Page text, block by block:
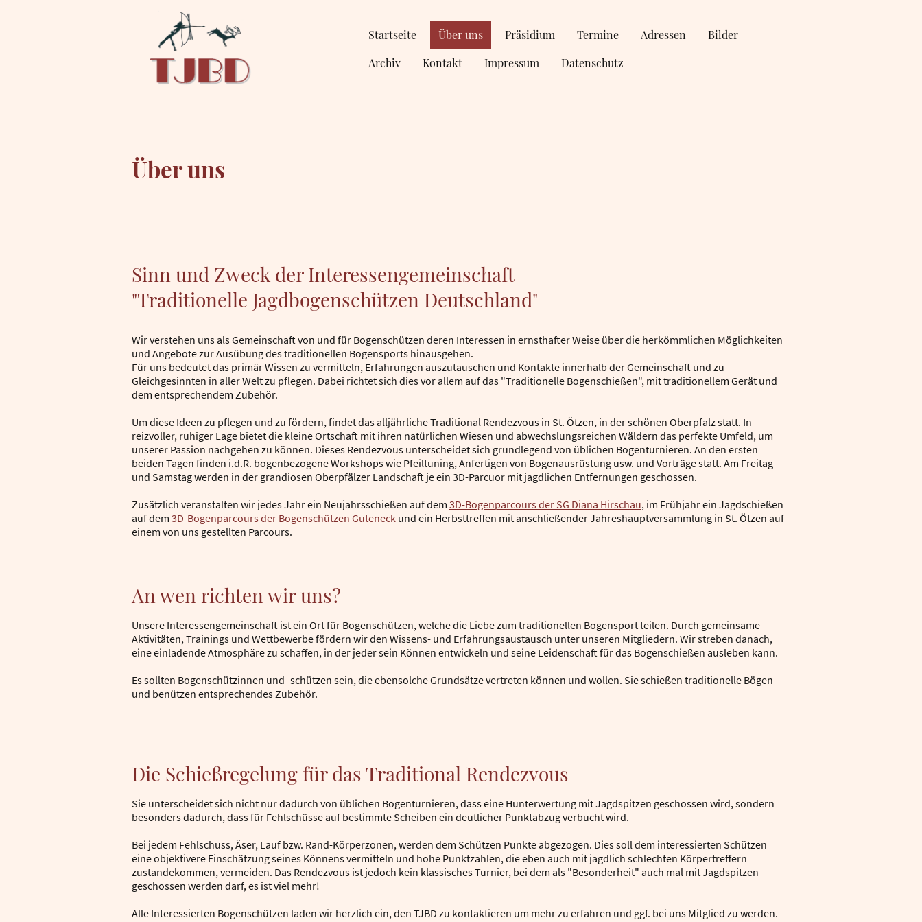
Startseite Über uns Präsidium Termine Adressen
Bilder
Archiv
Kontakt Impressum Datenschutz
Über uns
Sinn und Zweck der Interessengemeinschaft
"Traditionelle Jagdbogenschützen Deutschland"
Wir verstehen uns als Gemeinschaft von und für Bogenschützen deren Interessen in ernsthafter Weise über die herkömmlichen Möglichkeiten
und Angebote zur Ausübung des traditionellen Bogensports hinausgehen.
Für uns bedeutet das primär Wissen zu vermitteln, Erfahrungen auszutauschen und Kontakte innerhalb der Gemeinschaft und zu
Gleichgesinnten in aller Welt zu pflegen. Dabei richtet sich dies vor allem auf das "Traditionelle Bogenschießen", mit traditionellem Gerät und
dem entsprechendem Zubehör.
Um diese Ideen zu pflegen und zu fördern, findet das alljährliche Traditional Rendezvous in St. Ötzen, in der schönen Oberpfalz statt. In
reizvoller, ruhiger Lage bietet die kleine Ortschaft mit ihren natürlichen Wiesen und abwechslungsreichen Wäldern das perfekte Umfeld, um
unserer Passion nachgehen zu können. Dieses Rendezvous unterscheidet sich grundlegend von üblichen Bogenturnieren. An den ersten
beiden Tagen finden i.d.R. bogenbezogene Workshops wie Pfeiltuning, Anfertigen von Bogenausrüstung usw. und Vorträge statt. Am Freitag
und Samstag werden in der grandiosen Oberpfälzer Landschaft je ein 3D-Parcuor mit jagdlichen Entfernungen geschossen.
Zusätzlich veranstalten wir jedes Jahr ein Neujahrsschießen auf dem 3D-Bogenparcours der SG Diana Hirschau, im Frühjahr ein Jagdschießen
auf dem 3D-Bogenparcours der Bogenschützen Guteneck und ein Herbsttreffen mit anschließender Jahreshauptversammlung in St. Ötzen auf
einem von uns gestellten Parcours.
An wen richten wir uns?
Unsere Interessengemeinschaft ist ein Ort für Bogenschützen, welche die Liebe zum traditionellen Bogensport teilen. Durch gemeinsame
Aktivitäten, Trainings und Wettbewerbe fördern wir den Wissens- und Erfahrungsaustausch unter unseren Mitgliedern. Wir streben danach,
eine einladende Atmosphäre zu schaffen, in der jeder sein Können entwickeln und seine Leidenschaft für das Bogenschießen ausleben kann.
Es sollten Bogenschützinnen und -schützen sein, die ebensolche Grundsätze vertreten können und wollen. Sie schießen traditionelle Bögen
und benützen entsprechendes Zubehör.
Die Schießregelung für das Traditional Rendezvous
Sie unterscheidet sich nicht nur dadurch von üblichen Bogenturnieren, dass eine Hunterwertung mit Jagdspitzen geschossen wird, sondern
besonders dadurch, dass für Fehlschüsse auf bestimmte Scheiben ein deutlicher Punktabzug verbucht wird.
Bei jedem Fehlschuss, Äser, Lauf bzw. Rand-Körperzonen, werden dem Schützen Punkte abgezogen. Dies soll dem interessierten Schützen
eine objektivere Einschätzung seines Könnens vermitteln und hohe Punktzahlen, die eben auch mit jagdlich schlechten Körpertreffern
zustandekommen, vermeiden. Das Rendezvous ist jedoch kein klassisches Turnier, bei dem als "Besonderheit" auch mal mit Jagdspitzen
geschossen werden darf, es ist viel mehr!
Alle Interessierten Bogenschützen laden wir herzlich ein, den TJBD zu kontaktieren um mehr zu erfahren und ggf. bei uns Mitglied zu werden.